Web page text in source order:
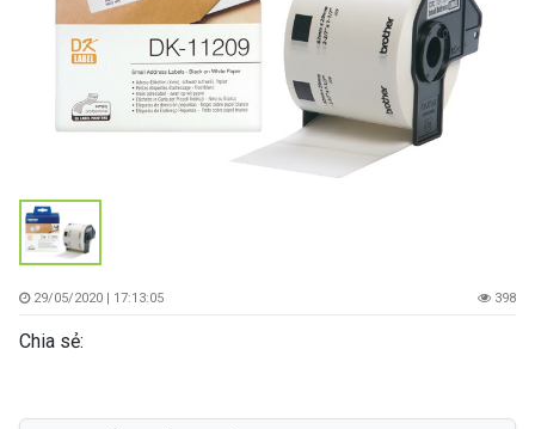
29/05/2020 | 17:13:05 398
Chia sẻ: